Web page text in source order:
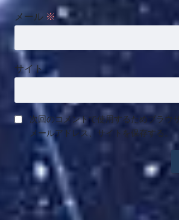
メール ※
サイト
次回のコメントで使用するためブラウ
メールアドレス、サイトを保存する。